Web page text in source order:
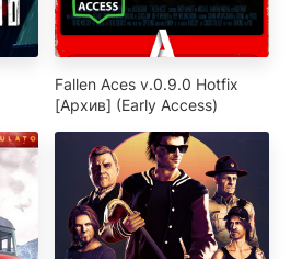
Fallen Aces v.0.9.0 Hotfix
[Архив] (Early Access)